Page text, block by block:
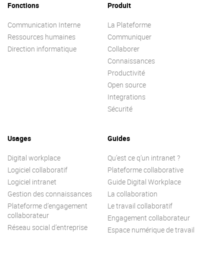
Fonctions
Communication Interne
Ressources humaines
Direction informatique
Produit
La Plateforme
Communiquer
Collaborer
Connaissances
Productivité
Open source
Integrations
Sécurité
Usages
Digital workplace
Logiciel collaboratif
Logiciel intranet
Gestion des connaissances
Plateforme d’engagement
collaborateur
Réseau social d’entreprise
Guides
Qu’est ce q’un intranet ?
Plateforme collaborative
Guide Digital Workplace
La collaboration
Le travail collaboratif
Engagement collaborateur
Espace numérique de travail